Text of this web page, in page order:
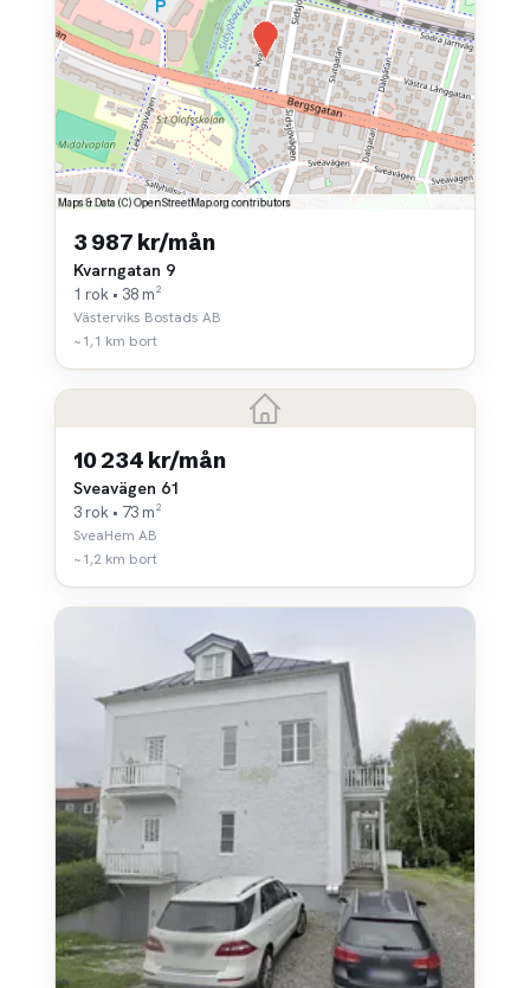
3 987 kr/mån
Kvarngatan 9
1 rok • 38 m²
Västerviks Bostads AB
~1,1 km bort
10 234 kr/mån
Sveavägen 61
3 rok • 73 m²
SveaHem AB
~1,2 km bort